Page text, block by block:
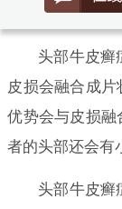
头部牛皮癣
皮损会融合成
优势会与皮损融
者的头部还会有
头部牛皮癣